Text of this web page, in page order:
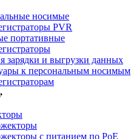
носимые
PVR
портативные
зарядки и выгрузки данных
к персональным носимым
с питанием по PoE